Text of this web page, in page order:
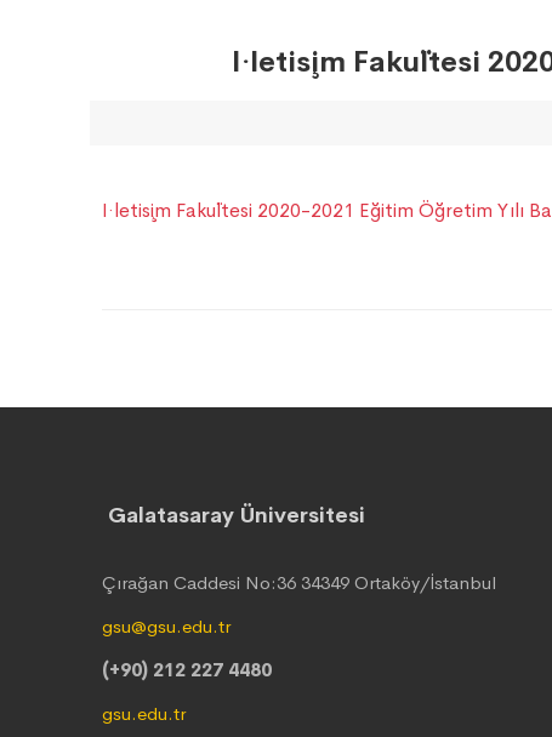
I·letis¸im Faku¨ltesi
I·letis¸im Faku¨ltesi 2020-2021 Eğitim Öğretim Yılı
Galatasaray Üniversitesi
Çırağan Caddesi No:36 34349 Ortaköy/İstanbul
gsu@gsu.edu.tr
(+90) 212 227 4480
gsu.edu.tr